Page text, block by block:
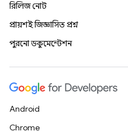
রিলিজ নোট
প্রায়শই জিজ্ঞাসিত প্রশ্ন
পুরনো ডকুমেন্টেশন
Android
Chrome